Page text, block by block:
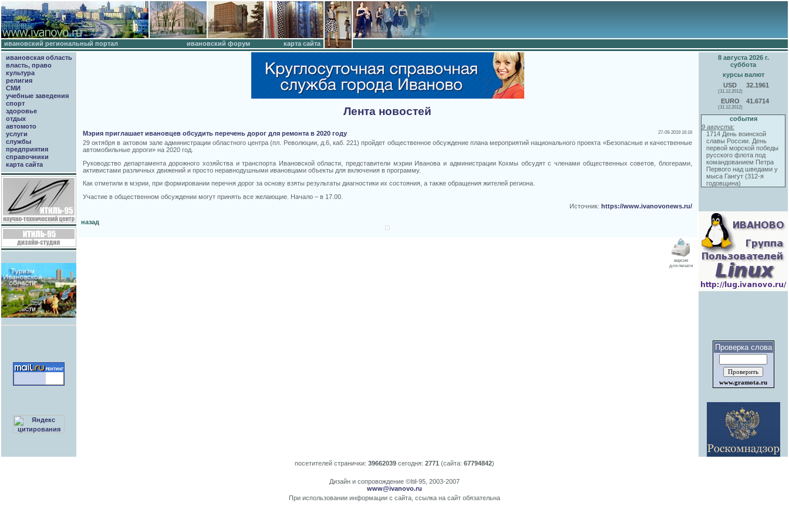
ивановский региональный портал ивановский форум
карта сайта
ивановская область
власть, право
культура
религия
СМИ
учебные заведения
спорт
здоровье
отдых
автомото
услуги
службы
предприятия
справочники
карта сайта
Лента новостей
Мэрия приглашает ивановцев обсудить перечень дорог для ремонта в 2020 году 27-09-2019 16:16
29 октября в актовом зале администрации областного центра (пл. Революции, д.6, каб. 221) пройдет общественное обсуждение плана мероприятий национального проекта «Безопасные и качественные
автомобильные дороги» на 2020 год.
Руководство департамента дорожного хозяйства и транспорта Ивановской области, представители мэрии Иванова и администрации Кохмы обсудят с членами общественных советов, блогерами,
активистами различных движений и просто неравнодушными ивановцами объекты для включения в программу.
Как отметили в мэрии, при формировании перечня дорог за основу взяты результаты диагностики их состояния, а также обращения жителей региона.
Участие в общественном обсуждении могут принять все желающие. Начало – в 17.00.
Источник: https://www.ivanovonews.ru/
назад
версия
для печати
8 августа 2026 г.
суббота
курсы валют
USD
(31.12.2012)
32.1961
EURO
(31.12.2012)
41.6714
события
9 августа:
1714 День воинской
славы России. День
первой морской победы
русского флота под
командованием Петра
Первого над шведами у
мыса Гангут (312-я
годовщина)
Проверка слова
www.gramota.ru
посетителей странички: 39662039 сегодня: 2771 (сайта: 67794842)
Дизайн и сопровождение ©Itil-95, 2003-2007
www@ivanovo.ru
При использовании информации с сайта, ссылка на сайт обязательна